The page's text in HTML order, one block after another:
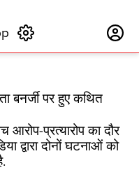
बनर्जी पर हुए कथित
प्रत्यारोप का दौर
द्वारा दोनों घटनाओं को